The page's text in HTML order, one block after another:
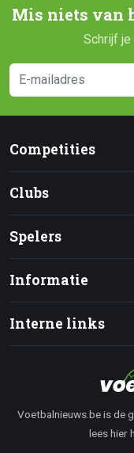
Mis niets van
Schrijf
Competities
Clubs
Spelers
Informatie
Interne links
Voetbalnieuws.be is de
lees hier